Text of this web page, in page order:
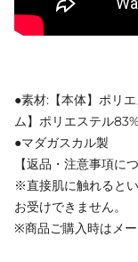
●素材:【本体】ポリ
ム】ポリエステル
●マダガスカル製
【返品・注意事項につ
※直接肌に触れると
お受けできません。
※商品ご購入時はメー